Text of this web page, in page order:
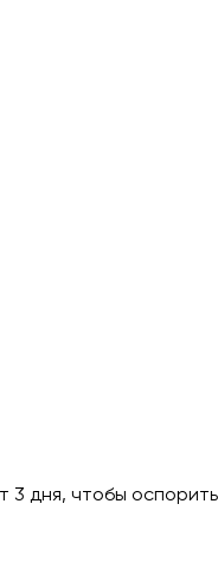
3 дня, чтобы